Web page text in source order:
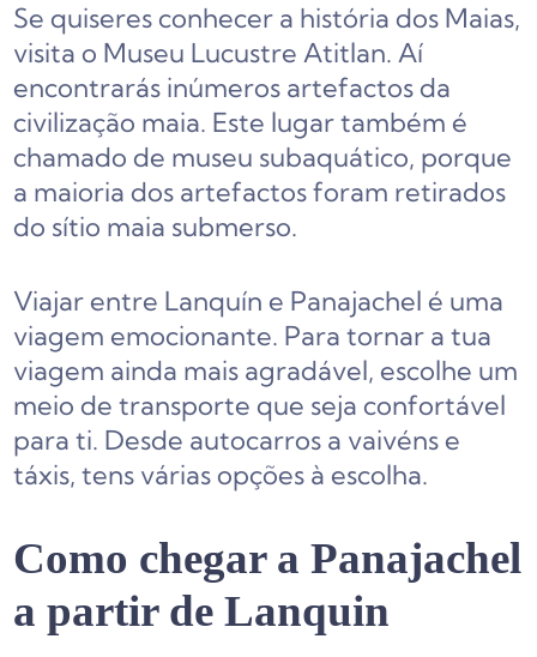
Se quiseres conhecer a história dos Maias,
visita o Museu Lucustre Atitlan. Aí
encontrarás inúmeros artefactos da
civilização maia. Este lugar também é
chamado de museu subaquático, porque
a maioria dos artefactos foram retirados
do sítio maia submerso.
Viajar entre Lanquín e Panajachel é uma
viagem emocionante. Para tornar a tua
viagem ainda mais agradável, escolhe um
meio de transporte que seja confortável
para ti. Desde autocarros a vaivéns e
táxis, tens várias opções à escolha.
Como chegar a Panajachel
a partir de Lanquin